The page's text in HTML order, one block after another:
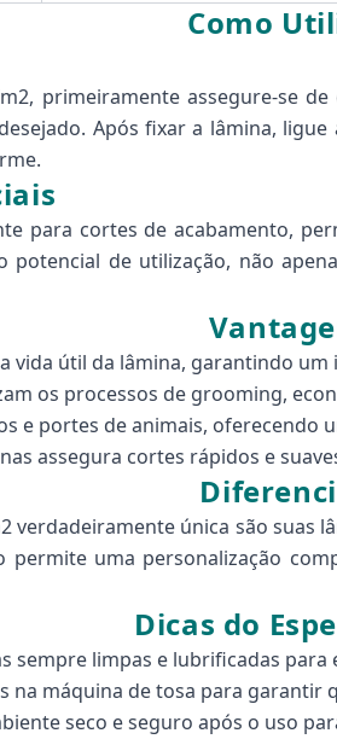
Como
primeiramente assegure-se
Após fixar a lâmina,
para cortes de acabamento,
potencial de utilização, não
vida útil da lâmina, garantindo
os processos de grooming,
e portes de animais, oferecendo
assegura cortes rápidos e
verdadeiramente única são suas
uma personalização
Dicas do
sempre limpas e lubrificadas
na máquina de tosa para
seco e seguro após o uso